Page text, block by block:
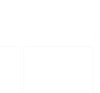
diskon hingga 20%! 🎉